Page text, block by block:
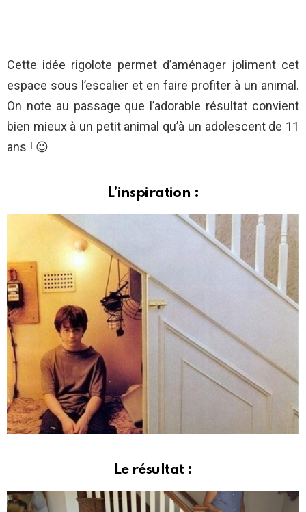
Cette idée rigolote permet d’aménager joliment cet
espace sous l’escalier et en faire profiter à un animal.
On note au passage que l’adorable résultat convient
bien mieux à un petit animal qu’à un adolescent de 11
ans ! 😉
L’inspiration :
Le résultat :